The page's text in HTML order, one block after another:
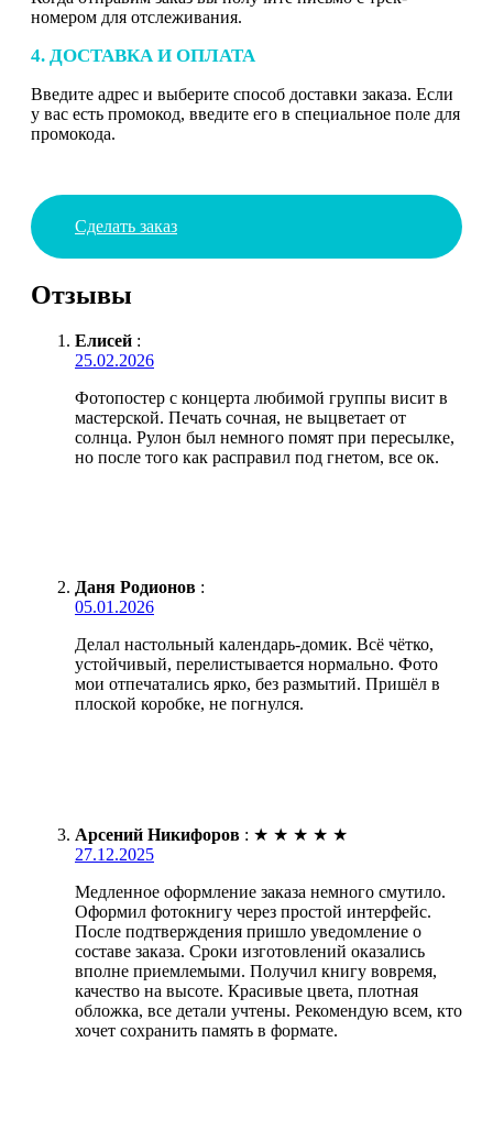
номером для отслеживания.
4. ДОСТАВКА И ОПЛАТА
Введите адрес и выберите способ доставки заказа. Если
у вас есть промокод, введите его в специальное поле для
промокода.
Сделать заказ
Отзывы
Елисей :
25.02.2026
Фотопостер с концерта любимой группы висит в
мастерской. Печать сочная, не выцветает от
солнца. Рулон был немного помят при пересылке,
но после того как расправил под гнетом, все ок.
Даня Родионов :
05.01.2026
Делал настольный календарь-домик. Всё чётко,
устойчивый, перелистывается нормально. Фото
мои отпечатались ярко, без размытий. Пришёл в
плоской коробке, не погнулся.
Арсений Никифоров : ★ ★ ★ ★ ★
27.12.2025
Медленное оформление заказа немного смутило.
Оформил фотокнигу через простой интерфейс.
После подтверждения пришло уведомление о
составе заказа. Сроки изготовлений оказались
вполне приемлемыми. Получил книгу вовремя,
качество на высоте. Красивые цвета, плотная
обложка, все детали учтены. Рекомендую всем, кто
хочет сохранить память в формате.